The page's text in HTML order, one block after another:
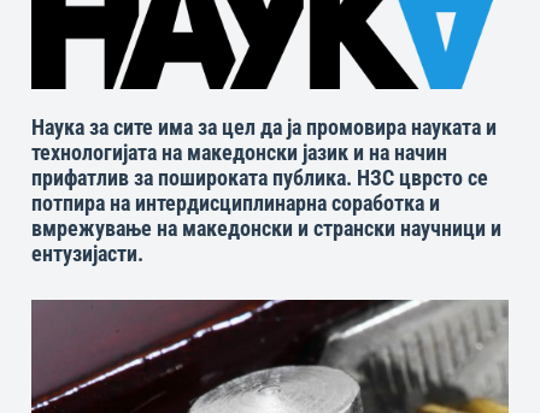
Наука за сите има за цел да ја промовира науката и
технологијата на македонски јазик и на начин
прифатлив за пошироката публика. НЗС цврсто се
потпира на интердисциплинарна соработка и
вмрежување на македонски и странски научници и
ентузијасти.